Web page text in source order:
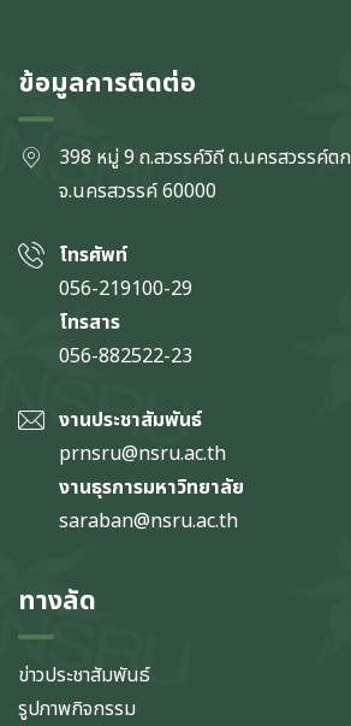
ข้อมูลการติดต่อ
398 หมู่ 9 ถ.สวรรค์วิถี ต.นครสวรรค์ตก
จ.นครสวรรค์60000
โทรศัพท์
056-219100-29
โทรสาร
056-882522-23
งานประชาสัมพันธ์
prnsru@nsru.ac.th
งานธุรการมหาวิทยาลัย
saraban@nsru.ac.th
ทางลัด
ข่าวประชาสัมพันธ์
รูปภาพกิจกรรม